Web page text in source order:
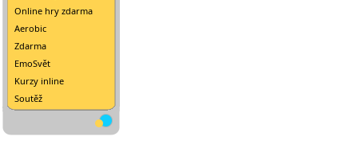
Online hry zdarma
Aerobic
Zdarma
EmoSvět
Kurzy inline
Soutěž